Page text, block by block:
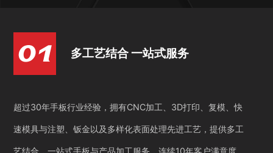
多工艺结合 一站式服务
超过30年手板行业经验，拥有CNC加工、3D打印、复模、快
速模具与注塑、钣金以及多样化表面处理先进工艺，提供多工
艺结合，一站式手板与产品加工服务，连续10年客户满意度